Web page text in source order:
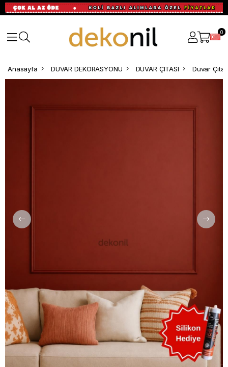
0
Anasayfa DUVAR DEKORASYONU DUVAR ÇITASI Duvar